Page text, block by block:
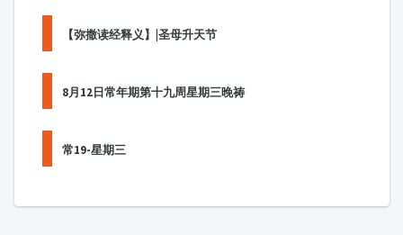
【弥撒读经释义】|圣母升天节
8月12日常年期第十九周星期三晚祷
常19-星期三